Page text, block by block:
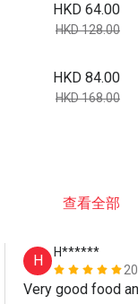
HKD 64.00
HKD 128.00
HKD 84.00
HKD 168.00
查看全部
H
H******